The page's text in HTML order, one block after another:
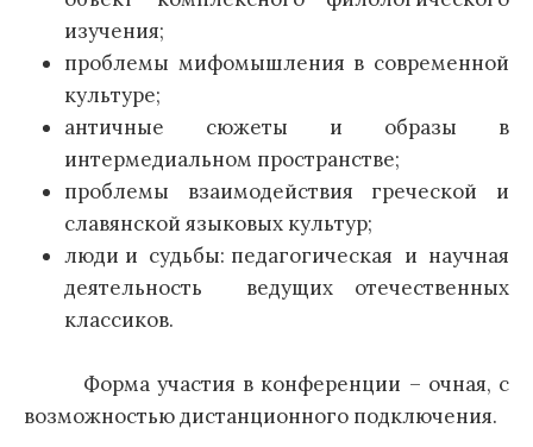
изучения;
проблемы мифомышления в современной
культуре;
античные сюжеты и образы в
интермедиальном пространстве;
проблемы взаимодействия греческой и
славянской языковых культур;
люди и судьбы: педагогическая и научная
деятельность ведущих отечественных
классиков.
Форма участия в конференции – очная, с
возможностью дистанционного подключения.